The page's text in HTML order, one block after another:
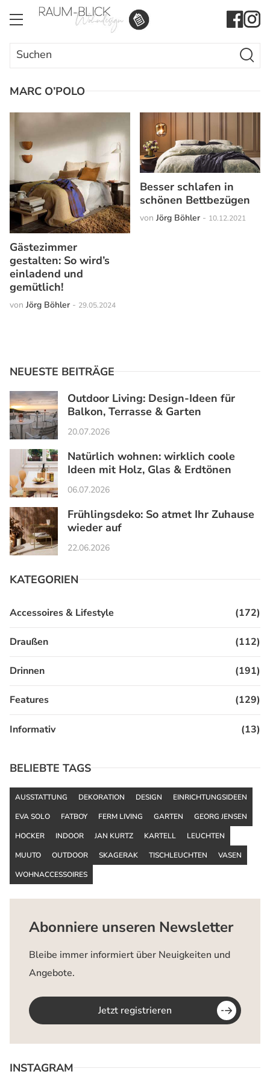
Search
for:
Search
MARC O’POLO
Gästezimmer
gestalten: So wird’s
einladend und
gemütlich!
von Jörg Böhler - 29.05.2024
Besser schlafen in
schönen Bettbezügen
von Jörg Böhler - 10.12.2021
NEUESTE BEITRÄGE
Outdoor Living: Design-Ideen für
Balkon, Terrasse & Garten
20.07.2026
Natürlich wohnen: wirklich coole
Ideen mit Holz, Glas & Erdtönen
06.07.2026
Frühlingsdeko: So atmet Ihr Zuhause
wieder auf
22.06.2026
KATEGORIEN
Accessoires & Lifestyle (172)
Draußen (112)
Drinnen (191)
Features (129)
Informativ (13)
BELIEBTE TAGS
AUSSTATTUNG DEKORATION DESIGN
EINRICHTUNGSIDEEN
EVA SOLO
FATBOY FERM LIVING GARTEN
GEORG JENSEN
HOCKER
INDOOR JAN KURTZ KARTELL
LEUCHTEN
MUUTO
OUTDOOR SKAGERAK TISCHLEUCHTEN
VASEN
WOHNACCESSOIRES
Abonniere unseren Newsletter
Bleibe immer informiert über Neuigkeiten und
Angebote.
Jetzt registrieren
INSTAGRAM